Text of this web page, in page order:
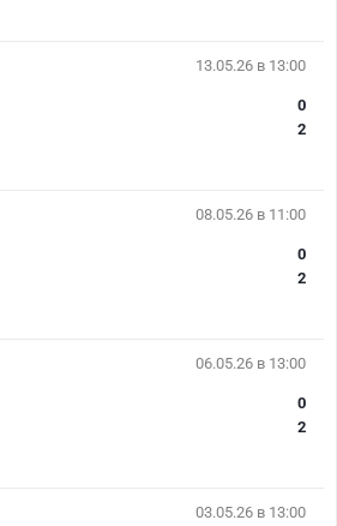
13.05.26 в 13:00
0
2
08.05.26 в 11:00
0
2
06.05.26 в 13:00
0
2
03.05.26 в 13:00